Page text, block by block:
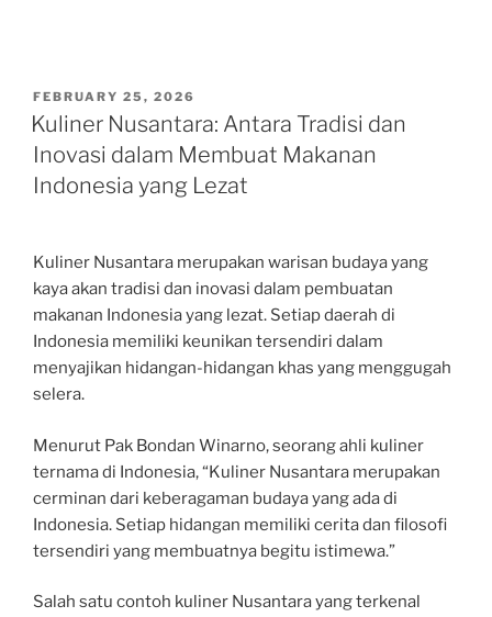
POSTED
ON
FEBRUARY 25, 2026
Kuliner Nusantara: Antara Tradisi dan
Inovasi dalam Membuat Makanan
Indonesia yang Lezat
Kuliner Nusantara merupakan warisan budaya yang
kaya akan tradisi dan inovasi dalam pembuatan
makanan Indonesia yang lezat. Setiap daerah di
Indonesia memiliki keunikan tersendiri dalam
menyajikan hidangan-hidangan khas yang menggugah
selera.
Menurut Pak Bondan Winarno, seorang ahli kuliner
ternama di Indonesia, “Kuliner Nusantara merupakan
cerminan dari keberagaman budaya yang ada di
Indonesia. Setiap hidangan memiliki cerita dan filosofi
tersendiri yang membuatnya begitu istimewa.”
Salah satu contoh kuliner Nusantara yang terkenal